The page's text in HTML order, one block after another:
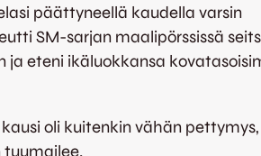
päättyneellä kaudella varsin
SM-sarjan maalipörssissä
ja eteni ikäluokkansa
oli kuitenkin vähän pettymys,
tuumailee.